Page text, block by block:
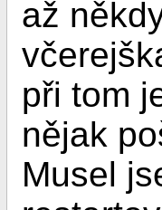
až
při tom
nějak
Musel